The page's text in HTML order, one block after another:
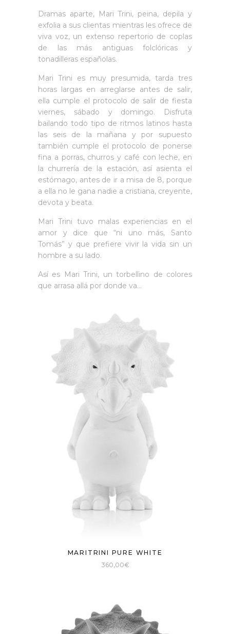
Dramas aparte, Mari Trini, peina, depila y
exfolia a sus clientas mientras les ofrece de
viva voz, un extenso repertorio de coplas
de las más antiguas folclóricas y
tonadilleras españolas.
Mari Trini es muy presumida, tarda tres
horas largas en arreglarse antes de salir,
ella cumple el protocolo de salir de fiesta
viernes, sábado y domingo. Disfruta
bailando todo tipo de ritmos latinos hasta
las seis de la mañana y por supuesto
también cumple el protocolo de ponerse
fina a porras, churros y café con leche, en
la churrería de la estación, así asienta el
estómago, antes de ir a misa de 8, porque
a ella no le gana nadie a cristiana, creyente,
devota y beata.
Mari Trini tuvo malas experiencias en el
amor y dice que “ni uno más, Santo
Tomás” y que prefiere vivir la vida sin un
hombre a su lado.
Así es Mari Trini, un torbellino de colores
que arrasa allá por donde va…
MARITRINI PURE WHITE
360,00€